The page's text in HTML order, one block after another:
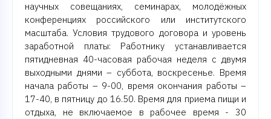
научных совещаниях, семинарах, молодёжных
конференциях российского или институтского
масштаба. Условия трудового договора и уровень
заработной платы: Работнику устанавливается
пятидневная 40-часовая рабочая неделя с двумя
выходными днями – суббота, воскресенье. Время
начала работы – 9-00, время окончания работы –
17-40, в пятницу до 16.50. Время для приема пищи и
отдыха, не включаемое в рабочее время - 30